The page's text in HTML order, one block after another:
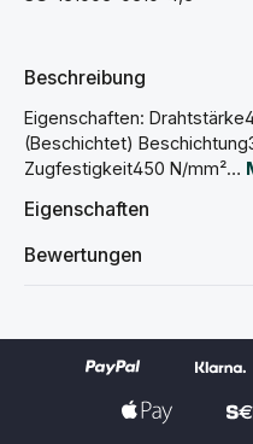
Beschreibung
Eigenschaften:
(Beschichtet)
Zugfestigkeit450 N/mm²…
Eigenschaften
Bewertungen